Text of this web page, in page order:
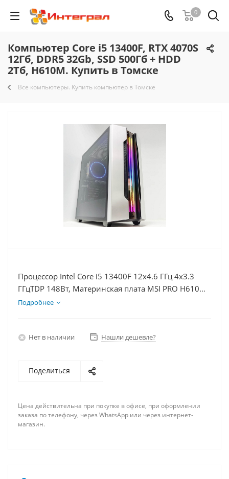
0
Компьютер Core i5 13400F, RTX 4070S
12Гб, DDR5 32Gb, SSD 500Гб + HDD
2Тб, H610M. Купить в Томске
Все компьютеры. Купить компьютер в Томске
Процессор Intel Core i5 13400F 12x4.6 ГГц 4x3.3
ГГцTDP 148Вт, Материнская плата MSI PRO H610M-
E D5, Видеокарта RTX 4070S 12Гб, Память
Подробнее
Нет в наличии Нашли дешевле?
Поделиться
Цена действительна при покупке в офисе, при оформлении
заказа по телефону, через WhatsApp или через интернет-
магазин.